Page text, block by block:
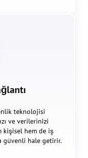
teknolojisi
ve verilerinizi
kişisel hem de iş
güvenli hale getirir.